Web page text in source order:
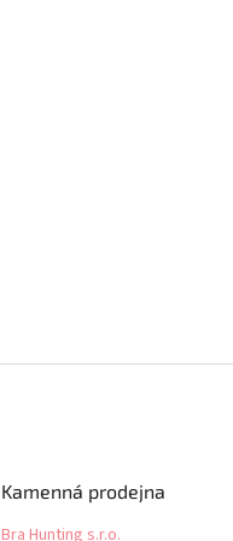
Kamenná prodejna
Bra Hunting s.r.o.